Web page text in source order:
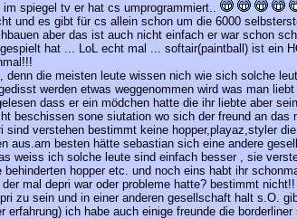
spiegel tv er hat cs umprogrammiert..
und es gibt für cs allein schon um die 6000
aber das ist auch nicht einfach er war schon
hat ... LoL echt mal ... softair(paintball) ist ein
denn die meisten leute wissen nich wie sich solche
werden etwas weggenommen wird was man
dass er ein mödchen hatte die ihr liebte aber
beschissen sone siutation wo sich der freund an das
sind verstehen bestimmt keine hopper,playaz,styler
aus.am besten hätte sebastian sich eine andere
weiss ich solche leute sind einfach besser , sie
hopper etc. und noch eins habt ihr
mal depri war oder probleme hatte? bestimmt
zu sein und in einer anderen gesellschaft halt s.O.
erfahrung) ich habe auch einige freunde die